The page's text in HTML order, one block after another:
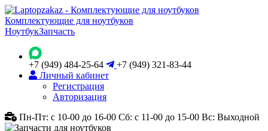
Комплектующие для ноутбуков
НоутбукЗапчасть
+7 (949) 484-25-64
+7 (949) 321-83-44
Личный кабинет
Регистрация
Авторизация
Пн-Пт: с 10-00 до 16-00 Сб: с 11-00 до 15-00 Вс: Выходной